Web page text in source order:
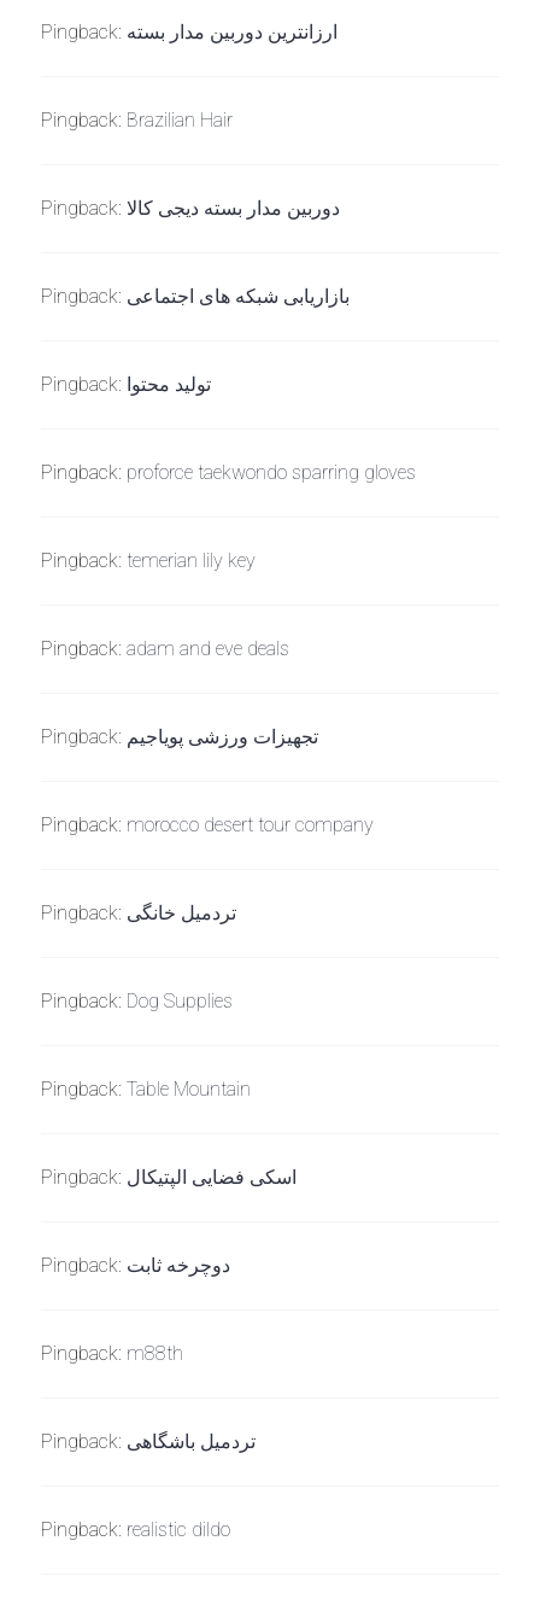
Pingback: ارزانترین دوربین مدار بسته
Pingback: Brazilian Hair
Pingback: دوربین مدار بسته دیجی کالا
Pingback: بازاریابی شبکه های اجتماعی
Pingback: تولید محتوا
Pingback: proforce taekwondo sparring gloves
Pingback: temerian lily key
Pingback: adam and eve deals
Pingback: تجهیزات ورزشی پویاجیم
Pingback: morocco desert tour company
Pingback: تردمیل خانگی
Pingback: Dog Supplies
Pingback: Table Mountain
Pingback: اسکی فضایی الپتیکال
Pingback: دوچرخه ثابت
Pingback: m88th
Pingback: تردمیل باشگاهی
Pingback: realistic dildo